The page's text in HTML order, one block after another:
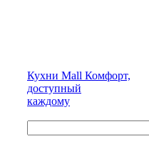
Кухни Mall Комфорт,
доступный
каждому